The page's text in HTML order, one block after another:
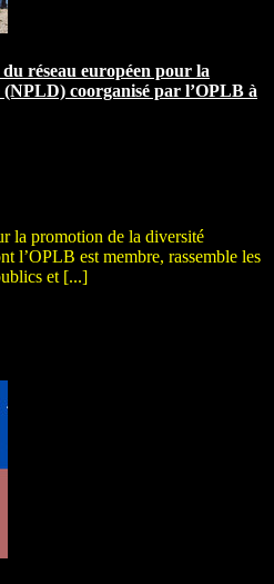
réseau européen pour la
coorganisé par l’OPLB à
la promotion de la diversité
l’OPLB est membre, rassemble les
et [...]